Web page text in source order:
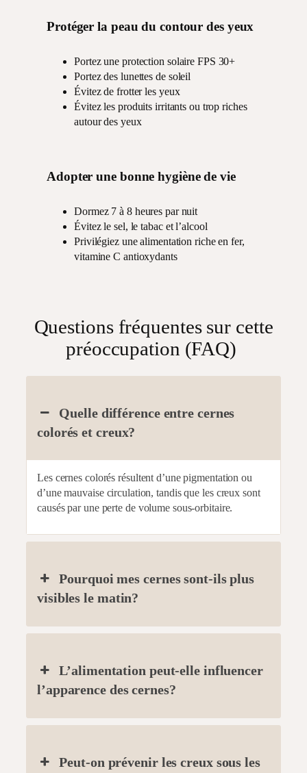
Protéger la peau du contour des yeux
Portez une protection solaire FPS 30+
Portez des lunettes de soleil
Évitez de frotter les yeux
Évitez les produits irritants ou trop riches
autour des yeux
Adopter une bonne hygiène de vie
Dormez 7 à 8 heures par nuit
Évitez le sel, le tabac et l’alcool
Privilégiez une alimentation riche en fer,
vitamine C antioxydants
Questions fréquentes sur cette
préoccupation (FAQ)
Quelle différence entre cernes
colorés et creux?
Les cernes colorés résultent d’une pigmentation ou
d’une mauvaise circulation, tandis que les creux sont
causés par une perte de volume sous-orbitaire.
Pourquoi mes cernes sont-ils plus
visibles le matin?
L’alimentation peut-elle influencer
l’apparence des cernes?
Peut-on prévenir les creux sous les